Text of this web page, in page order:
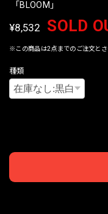
「BLOOM」
¥8,532 SOLD
※この商品は2点までのご注文とさ
種類